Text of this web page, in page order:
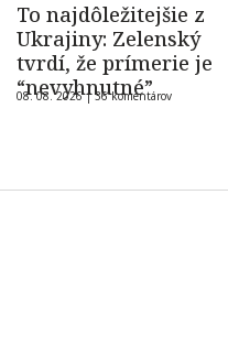
To najdôležitejšie z
Ukrajiny: Zelenský
tvrdí, že prímerie je
“nevyhnutné”
08. 08. 2026 |36 komentárov